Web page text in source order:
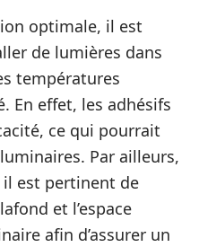
optimale, il est
de lumières dans
températures
En effet, les adhésifs
ce qui pourrait
Par ailleurs,
est pertinent de
et l’espace
afin d’assurer un